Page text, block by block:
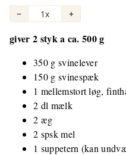
− 1x +
giver 2 styk a ca. 500 g
350 g svinelever
150 g svinespæk
1 mellemstort løg,
2 dl mælk
2 æg
2 spsk mel
1 suppetern (kan